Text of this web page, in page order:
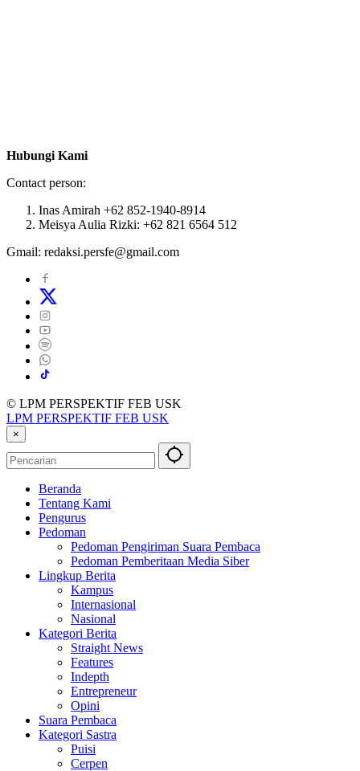
Hubungi Kami
Contact person:
Inas Amirah +62 852-1940-8914
Meisya Aulia Rizki: +62 821 6564 512
Gmail: redaksi.persfe@gmail.com
© LPM PERSPEKTIF FEB USK
LPM PERSPEKTIF FEB USK
×
Beranda
Tentang Kami
Pengurus
Pedoman
Pedoman Pengiriman Suara Pembaca
Pedoman Pemberitaan Media Siber
Lingkup Berita
Kampus
Internasional
Nasional
Kategori Berita
Straight News
Features
Indepth
Entrepreneur
Opini
Suara Pembaca
Kategori Sastra
Puisi
Cerpen